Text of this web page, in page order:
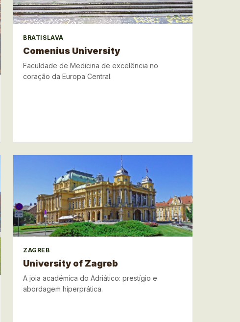
BRATISLAVA
Comenius University
Faculdade de Medicina de excelência no
coração da Europa Central.
ZAGREB
University of Zagreb
A joia académica do Adriático: prestígio e
abordagem hiperprática.